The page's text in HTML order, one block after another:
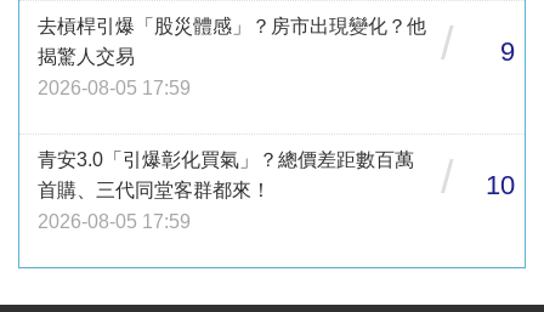
去槓桿引爆「股災體感」？房市出現變化？他
揭驚人交易
2026-08-05 17:59
/ 9
青安3.0「引爆彰化買氣」？總價差距數百萬
首購、三代同堂客群都來！
2026-08-05 17:59
/ 10